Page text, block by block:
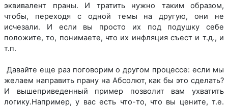
эквивалент праны. И тратить нужно таким образом,
чтобы, переходя с одной темы на другую, они не
исчезали. И если вы просто их под подушку себе
положите, то, понимаете, что их инфляция съест и т.д., и
т.п.
Давайте еще раз поговорим о другом процессе: если мы
желаем направить прану на Абсолют, как бы это сделать?
И вышеприведенный пример позволит вам ухватить
логику.Например, у вас есть что-то, что вы цените, т.е.